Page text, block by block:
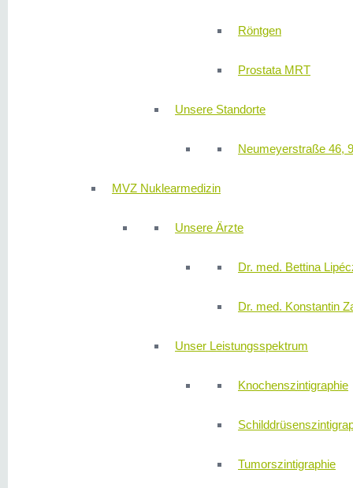
Röntgen
Prostata MRT
Unsere Standorte
Neumeyerstraße 46,
MVZ Nuklearmedizin
Unsere Ärzte
Dr. med. Bettina
Dr. med. Konstantin
Unser Leistungsspektrum
Knochenszintigraphie
Tumorszintigraphie